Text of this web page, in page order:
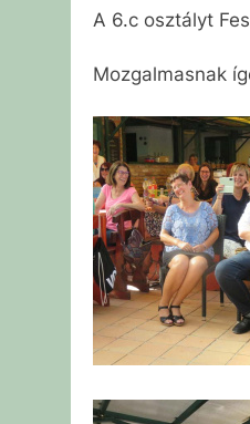
A 6.c osztályt
Mozgalmasnak